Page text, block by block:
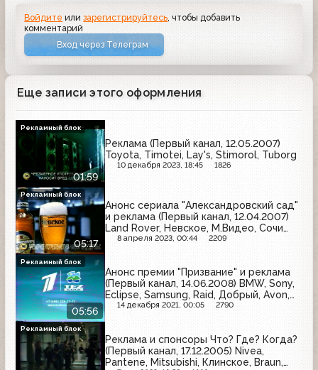
Войдите илизарегистрируйтесь , чтобы добавить
комментарий
Вход через Телеграм
Еще записи этого оформления
01:59
Реклама (Первый канал, 12.05.2007)
Toyota, Timotei, Lay's, Stimorol, Tuborg
10 декабря 2023, 18:45 1826
Рекламный блок
05:17
Анонс сериала "Александровский сад"
и реклама (Первый канал, 12.04.2007)
Land Rover, Невское, М.Видео, Сочи
2014, Opel, Охота, Cordiant, Мегафон,
8 апреля 2023, 00:44 2209
Рекламный блок
05:56
Анонс премии "Призвание" и реклама
(Первый канал, 14.06.2008) BMW, Sony,
Eclipse, Samsung, Raid, Добрый, Avon,
Ренессанс страхование, McDonald's,
14 декабря 2021, 00:05 2790
Рекламный блок
Реклама и спонсоры Что? Где? Когда?
(Первый канал, 17.12.2005) Nivea,
Pantene, Mitsubishi, Клинское, Braun,
Рекламный блок